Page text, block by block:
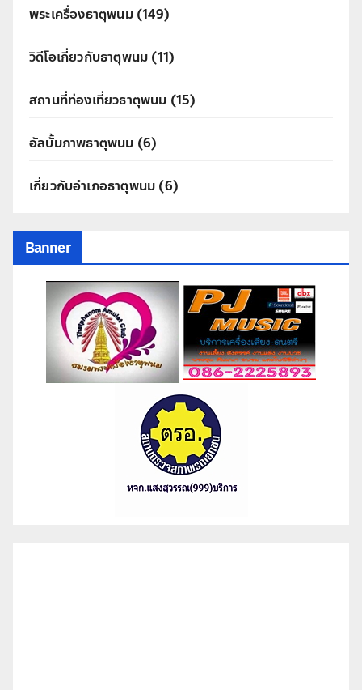
พระเครื่องธาตุพนม(149)
วิดีโอเกี่ยวกับธาตุพนม (11)
สถานที่ท่องเที่ยวธาตุพนม (15)
อัลบั้มภาพธาตุพนม (6)
เกี่ยวกับอำเภอธาตุพนม (6)
Banner